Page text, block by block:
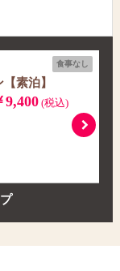
食事なし
素泊】
9,400(税込)